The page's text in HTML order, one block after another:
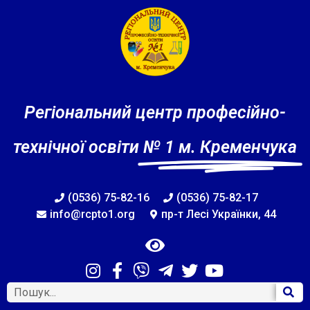
Регіональний центр професійно-
технічної освіти № 1 м. Кременчука
(0536) 75-82-16
(0536) 75-82-17
info@rcpto1.org
пр-т Лесі Українки, 44